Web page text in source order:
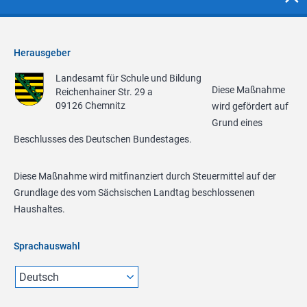
Herausgeber
Landesamt für Schule und Bildung
Reichenhainer Str. 29 a
09126 Chemnitz
Diese Maßnahme
wird gefördert auf
Grund eines
Beschlusses des Deutschen Bundestages.
Diese Maßnahme wird mitfinanziert durch Steuermittel auf der
Grundlage des vom Sächsischen Landtag beschlossenen
Haushaltes.
Sprachauswahl